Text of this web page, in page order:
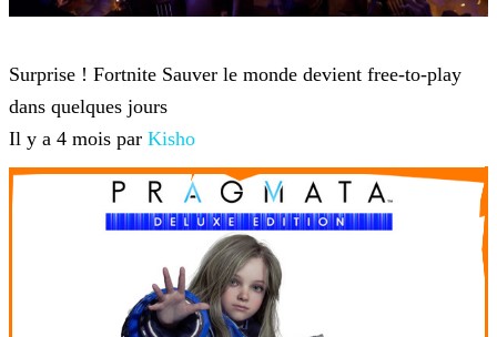
Surprise ! Fortnite Sauver le monde devient free-to-play
dans quelques jours
Il y a 4 mois par Kisho